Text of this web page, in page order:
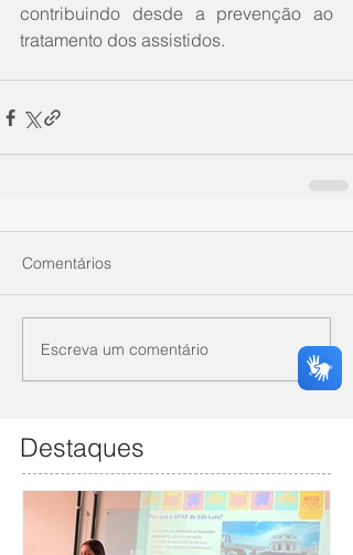
contribuindo desde a prevenção ao
tratamento dos assistidos.
Comentários
Escreva um comentário
Destaques